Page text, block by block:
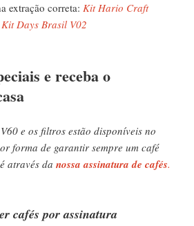
extração correta:Kit Hario Craft
Kit Days Brasil V02
e receba o
e os filtros estão disponíveis no
forma de garantir sempre um café
através danossa assinatura de cafés.
cafés por assinatura